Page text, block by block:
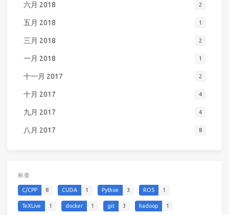
六月 2018 2
五月 2018 1
三月 2018 2
一月 2018 1
十一月 2017 2
十月 2017 4
九月 2017 4
八月 2017 8
标签
C/CPP 8 CUDA 1 Python 3 ROS 1
TeXLive 1 docker 1 git 3 hadoop 1